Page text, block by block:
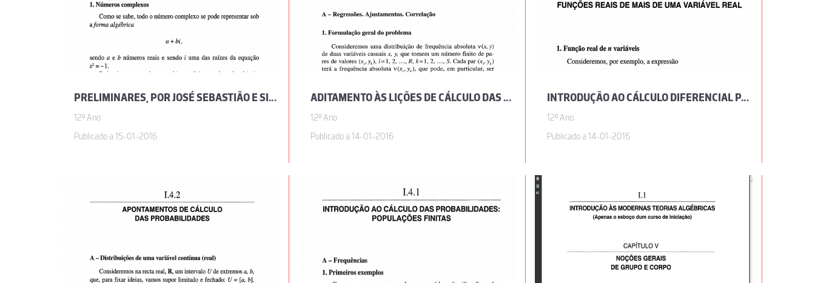
PRELIMINARES, POR JOSÉ SEBASTIÃO E SILVA
12º Ano
Publicado a 15-01-2016
ADITAMENTO ÀS LIÇÕES DE CÁLCULO DAS PROBABILIDADES, POR JOSÉ SEBASTIÃO E SILVA
12º Ano
Publicado a 14-01-2016
INTRODUÇÃO AO CÁLCULO DIFERENCIAL PARA FUNÇÕES REAIS DE MAIS DE UMA VARIÁVEL REAL, POR JOSÉ SEBASTIÃO E SILVA
12º Ano
Publicado a 14-01-2016